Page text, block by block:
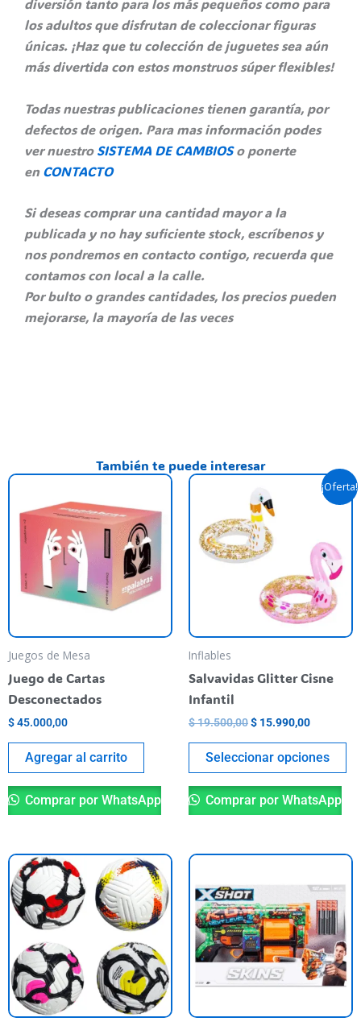
diversión tanto para los más pequeños como para
los adultos que disfrutan de coleccionar figuras
únicas. ¡Haz que tu colección de juguetes sea aún
más divertida con estos monstruos súper flexibles!
Todas nuestras publicaciones tienen garantía, por
defectos de origen. Para mas información podes
ver nuestroSISTEMA DE CAMBIOS o ponerte
en CONTACTO
Si deseas comprar una cantidad mayor a la
publicada y no hay suficiente stock, escríbenos y
nos pondremos en contacto contigo, recuerda que
contamos con local a la calle.
Por bulto o grandes cantidades, los precios pueden
mejorarse, la mayoría de las veces
También te puede interesar
Juegos de Mesa
Juego de Cartas
Desconectados
$45.000,00
Agregar al carrito
Comprar por WhatsApp
¡Oferta!
Inflables
Salvavidas Glitter Cisne
Infantil
$19.500,00
El
precio
original
era:
$ 19.500,00.
$ 15.990,00
El
precio
actual
Seleccionar opciones
se
Comprar por WhatsApp
Este
producto
tiene
varias
variantes.
Las
opciones
se